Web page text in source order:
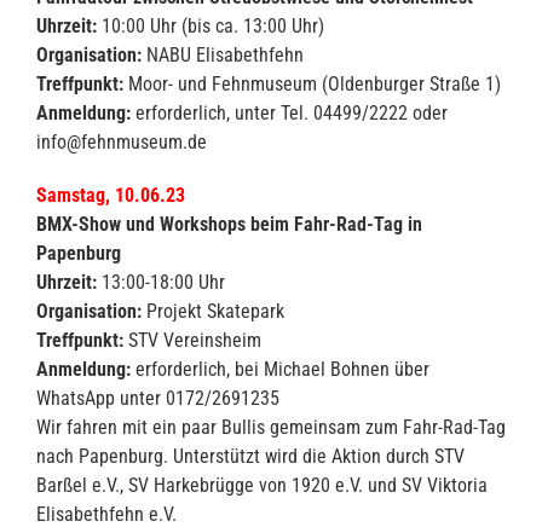
Uhrzeit: 10:00 Uhr (bis ca. 13:00 Uhr)
Organisation: NABU Elisabethfehn
Treffpunkt: Moor- und Fehnmuseum (Oldenburger Straße 1)
Anmeldung: erforderlich, unter Tel. 04499/2222 oder
info@fehnmuseum.de
Samstag, 10.06.23
BMX-Show und Workshops beim Fahr-Rad-Tag in
Papenburg
Uhrzeit: 13:00-18:00 Uhr
Organisation: Projekt Skatepark
Treffpunkt: STV Vereinsheim
Anmeldung: erforderlich, bei Michael Bohnen über
WhatsApp unter 0172/2691235
Wir fahren mit ein paar Bullis gemeinsam zum Fahr-Rad-Tag
nach Papenburg. Unterstützt wird die Aktion durch STV
Barßel e.V., SV Harkebrügge von 1920 e.V. und SV Viktoria
Elisabethfehn e.V.